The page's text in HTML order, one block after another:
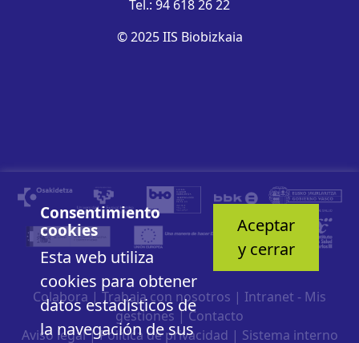
Tel.: 94 618 26 22
© 2025 IIS Biobizkaia
Consentimiento
cookies
Esta web utiliza
cookies para obtener
datos estadísticos de
la navegación de sus
Aceptar
y cerrar
Colabora | Trabaja con nosotros | Intranet - Mis
gestiones |Contacto
Aviso legal|Política de privacidad | Sistema interno